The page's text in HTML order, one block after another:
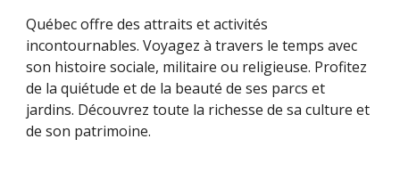
Québec offre des attraits et activités
incontournables. Voyagez à travers le temps avec
son histoire sociale, militaire ou religieuse. Profitez
de la quiétude et de la beauté de ses parcs et
jardins. Découvrez toute la richesse de sa culture et
de son patrimoine.